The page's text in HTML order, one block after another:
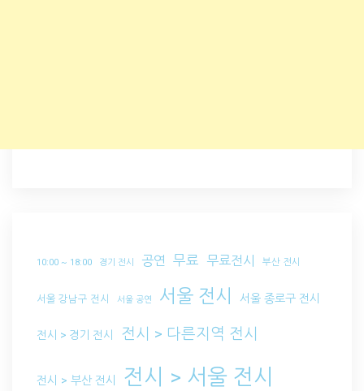
10:00 ~ 18:00 경기 전시 공연 무료 무료전시 부산 전시
서울 강남구 전시 서울 공연 서울 전시 서울 종로구 전시
전시 > 경기 전시 전시 > 다른지역 전시
전시 > 부산 전시 전시 > 서울 전시